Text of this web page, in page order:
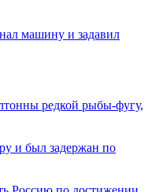
машину и задавил
редкой рыбы-фугу,
и был задержан по